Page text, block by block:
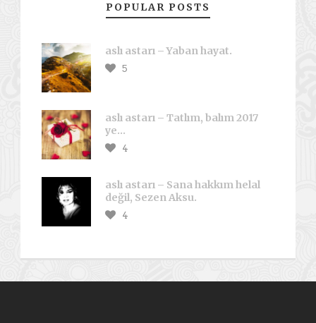
POPULAR POSTS
aslı astarı – Yaban hayat.
5
aslı astarı – Tatlım, balım 2017
ye…
4
aslı astarı – Sana hakkım helal
değil, Sezen Aksu.
4